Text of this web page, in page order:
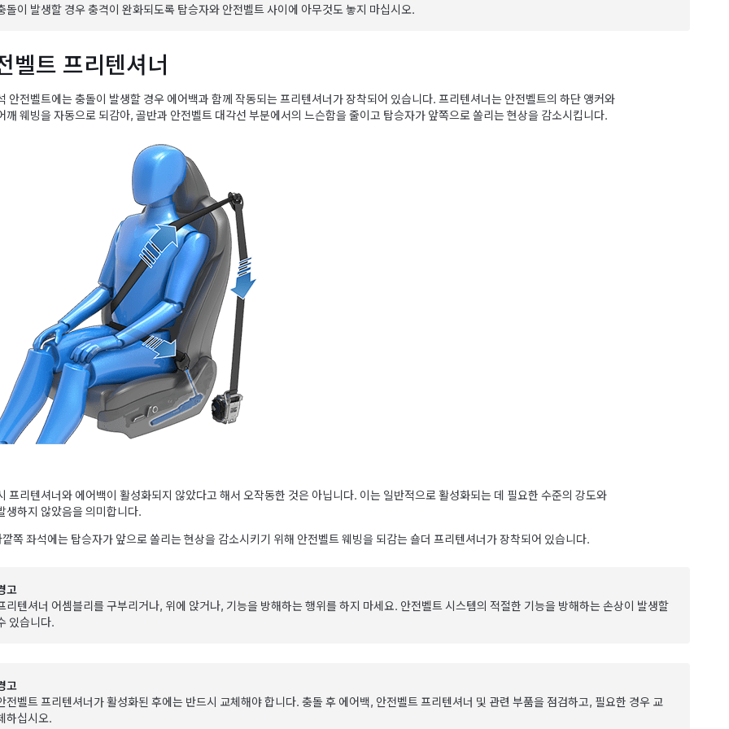
돌이 발생할 경우 충격이 완화되도록 탑승자와 안전벨트 사이에 아무것도 놓지 마십시오.
벨트 프리텐셔너
안전벨트에는 충돌이 발생할 경우 에어백과 함께 작동되는 프리텐셔너가 장착되어 있습니다. 프리텐셔너는 안전벨트의 하단 앵커와
깨 웨빙을 자동으로 되감아, 골반과 안전벨트 대각선 부분에서의 느슨함을 줄이고 탑승자가 앞쪽으로 쏠리는 현상을 감소시킵니다.
프리텐셔너와 에어백이 활성화되지 않았다고 해서 오작동한 것은 아닙니다. 이는 일반적으로 활성화되는 데 필요한 수준의 강도와
생하지 않았음을 의미합니다.
깥쪽 좌석에는 탑승자가 앞으로 쏠리는 현상을 감소시키기 위해 안전벨트 웨빙을 되감는 숄더 프리텐셔너가 장착되어 있습니다.
고
리텐셔너 어셈블리를 구부리거나, 위에 앉거나, 기능을 방해하는 행위를 하지 마세요. 안전벨트 시스템의 적절한 기능을 방해하는 손상이 발생할
있습니다.
고
전벨트 프리텐셔너가 활성화된 후에는 반드시 교체해야 합니다. 충돌 후 에어백, 안전벨트 프리텐셔너 및 관련 부품을 점검하고, 필요한 경우 교
하십시오.